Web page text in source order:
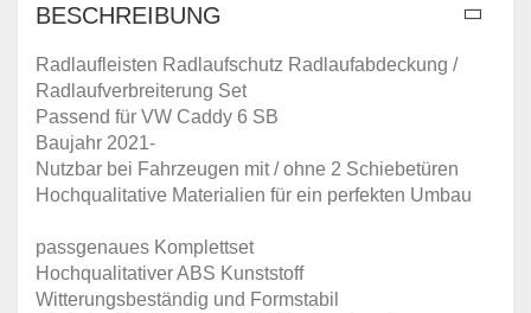
BESCHREIBUNG
Radlaufleisten Radlaufschutz Radlaufabdeckung /
Radlaufverbreiterung Set
Passend für VW Caddy 6 SB
Baujahr 2021-
Nutzbar bei Fahrzeugen mit / ohne 2 Schiebetüren
Hochqualitative Materialien für ein perfekten Umbau
passgenaues Komplettset
Hochqualitativer ABS Kunststoff
Witterungsbeständig und Formstabil